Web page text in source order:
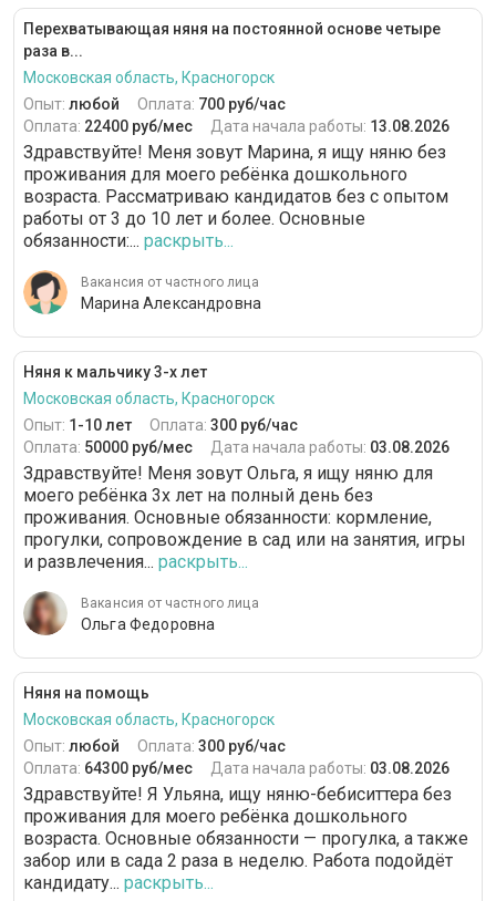
Перехватывающая няня на постоянной основе четыре
раза в...
Московская область, Красногорск
Опыт: любой Оплата: 700 руб/час
Оплата: 22400 руб/мес Дата начала работы: 13.08.2026
Здравствуйте! Меня зовут Марина, я ищу няню без
проживания для моего ребёнка дошкольного
возраста. Рассматриваю кандидатов без с опытом
работы от 3 до 10 лет и более. Основные
обязанности:... раскрыть...
Вакансия от частного лица
Марина Александровна
Няня к мальчику 3-х лет
Московская область, Красногорск
Опыт: 1-10 лет Оплата: 300 руб/час
Оплата: 50000 руб/мес Дата начала работы: 03.08.2026
Здравствуйте! Меня зовут Ольга, я ищу няню для
моего ребёнка 3х лет на полный день без
проживания. Основные обязанности: кормление,
прогулки, сопровождение в сад или на занятия, игры
и развлечения... раскрыть...
Вакансия от частного лица
Ольга Федоровна
Няня на помощь
Московская область, Красногорск
Опыт: любой Оплата: 300 руб/час
Оплата: 64300 руб/мес Дата начала работы: 03.08.2026
Здравствуйте! Я Ульяна, ищу няню-бебиситтера без
проживания для моего ребёнка дошкольного
возраста. Основные обязанности — прогулка, а также
забор или в сада 2 раза в неделю. Работа подойдёт
кандидату... раскрыть...